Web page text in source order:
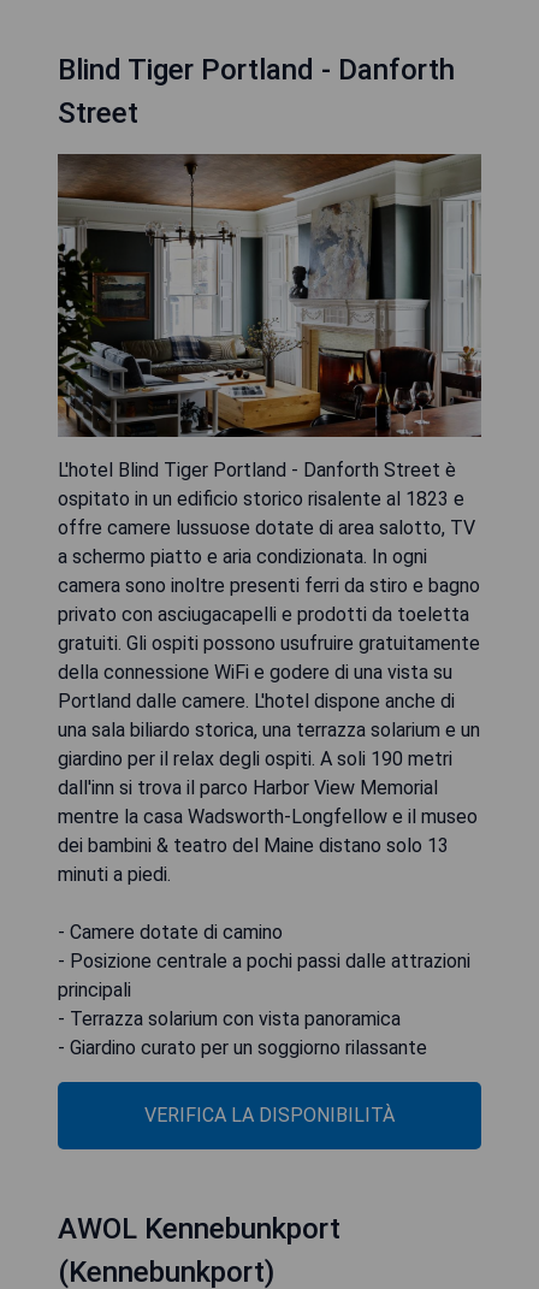
Blind Tiger Portland - Danforth
Street
L'hotel Blind Tiger Portland - Danforth Street è
ospitato in un edificio storico risalente al 1823 e
offre camere lussuose dotate di area salotto, TV
a schermo piatto e aria condizionata. In ogni
camera sono inoltre presenti ferri da stiro e bagno
privato con asciugacapelli e prodotti da toeletta
gratuiti. Gli ospiti possono usufruire gratuitamente
della connessione WiFi e godere di una vista su
Portland dalle camere. L'hotel dispone anche di
una sala biliardo storica, una terrazza solarium e un
giardino per il relax degli ospiti. A soli 190 metri
dall'inn si trova il parco Harbor View Memorial
mentre la casa Wadsworth-Longfellow e il museo
dei bambini & teatro del Maine distano solo 13
minuti a piedi.
- Camere dotate di camino
- Posizione centrale a pochi passi dalle attrazioni
principali
- Terrazza solarium con vista panoramica
- Giardino curato per un soggiorno rilassante
VERIFICA LA DISPONIBILITÀ
AWOL Kennebunkport
(Kennebunkport)